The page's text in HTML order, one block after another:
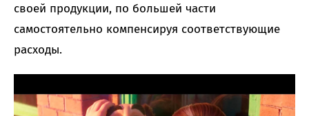
своей продукции, по большей части
самостоятельно компенсируя соответствующие
расходы.